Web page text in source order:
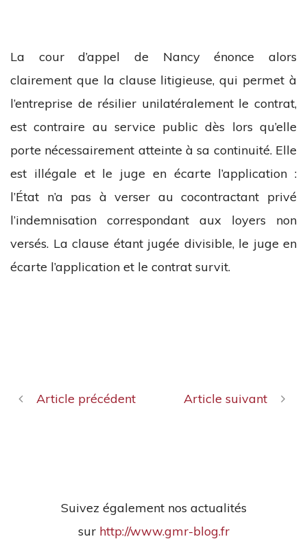
La cour d’appel de Nancy énonce alors
clairement que la clause litigieuse, qui permet à
l’entreprise de résilier unilatéralement le contrat,
est contraire au service public dès lors qu’elle
porte nécessairement atteinte à sa continuité. Elle
est illégale et le juge en écarte l’application :
l’État n’a pas à verser au cocontractant privé
l’indemnisation correspondant aux loyers non
versés. La clause étant jugée divisible, le juge en
écarte l’application et le contrat survit.
Article précédent Article suivant
Suivez également nos actualités
sur http://www.gmr-blog.fr